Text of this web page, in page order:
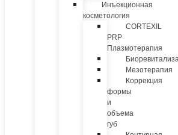
Инъекционная
косметология
CORTEXIL
PRP
Плазмотерапия
Мезотерапия
Коррекция
формы
и
объема
губ